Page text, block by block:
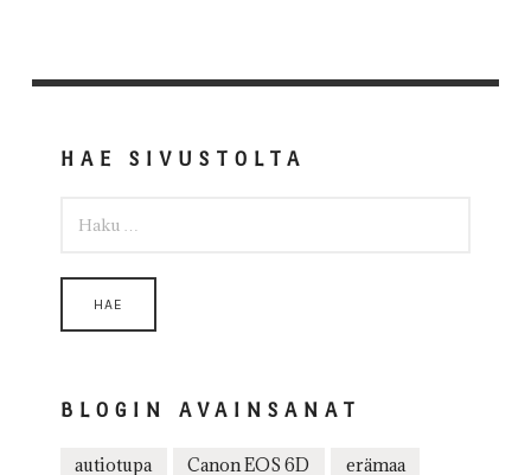
HAE SIVUSTOLTA
BLOGIN AVAINSANAT
autiotupa Canon EOS 6D erämaa